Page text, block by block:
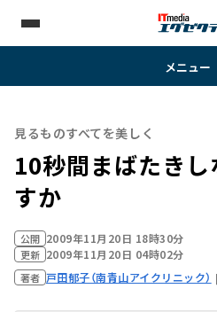
メニュー
見るものすべてを美しく
10秒間まばたき
すか
公開 2009年11月20日 18時30分
更新 2009年11月20日 04時02分
著者 戸田郁子（南青山アイクリニック）